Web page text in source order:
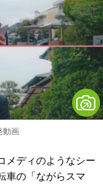
動画
メディのようなシー
車の「ながらスマ